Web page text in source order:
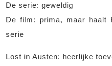
De serie: geweldig
De film: prima, maar
serie
Lost in Austen: heerlijke